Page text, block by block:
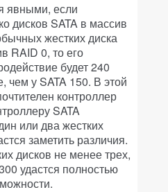
явными, если
дисков SATA в массив
жестких диска
RAID 0, то его
будет 240
чем у SATA 150. В этой
контроллер
SATA
или два жестких
заметить различия.
дисков не менее трех,
удастся полностью